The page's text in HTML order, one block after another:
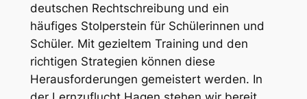
deutschen Rechtschreibung und ein
häufiges Stolperstein für Schülerinnen und
Schüler. Mit gezieltem Training und den
richtigen Strategien können diese
Herausforderungen gemeistert werden. In